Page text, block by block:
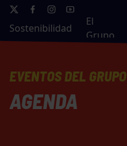
Sostenibilidad
El
Grupo
EVENTOS DEL GRUPO
AGENDA